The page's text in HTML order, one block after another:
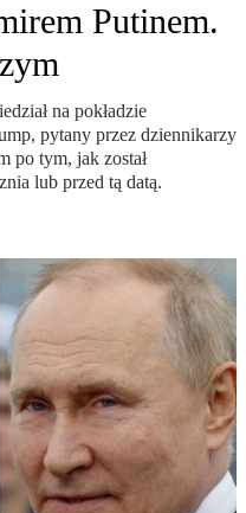
Putinem.
na pokładzie
pytany przez dziennikarzy
po tym, jak został
lub przed tą datą.